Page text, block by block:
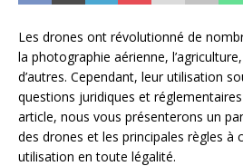
Les drones ont révolutionné de
la photographie aérienne,
d’autres. Cependant, leur utilisation
questions juridiques et
article, nous vous présenterons un
des drones et les principales règles à
utilisation en toute légalité.